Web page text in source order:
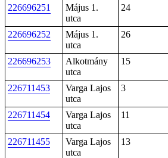
226696251
Május 1.
utca
24
226696252
Május 1.
utca
26
226696253
Alkotmány
utca
15
226711453
Varga Lajos
utca
3
226711454
Varga Lajos
utca
11
226711455
Varga Lajos
utca
13